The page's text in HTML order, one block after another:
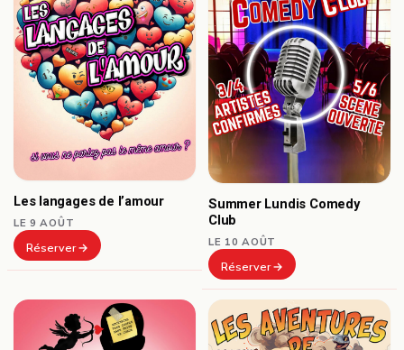
Les langages de l’amour
LE 9 AOÛT
Réserver
Summer Lundis Comedy
Club
LE 10 AOÛT
Réserver